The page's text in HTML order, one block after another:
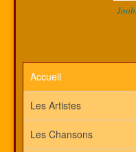
Accueil
Les Artistes
Les Chansons